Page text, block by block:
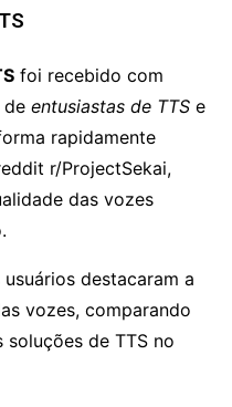
foi recebido com
de entusiastas de TTS e
rapidamente
r/ProjectSekai,
das vozes
usuários destacaram a
vozes, comparando
de TTS no